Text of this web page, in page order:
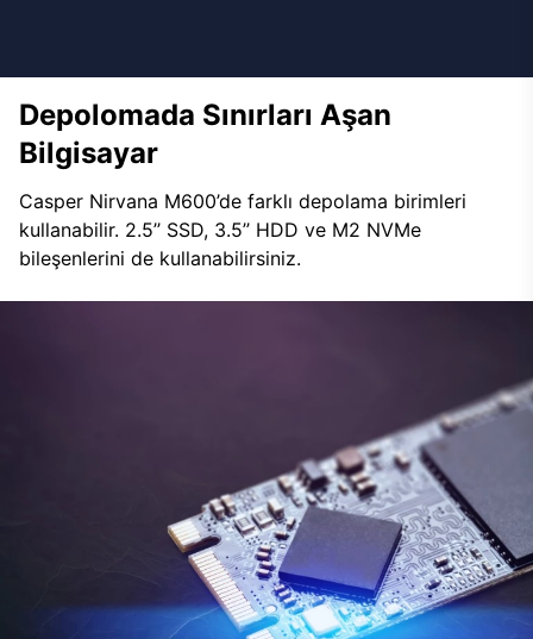
Depolomada Sınırları Aşan
Bilgisayar
Casper Nirvana M600’de farklı depolama birimleri
kullanabilir. 2.5’’ SSD, 3.5’’ HDD ve M2 NVMe
bileşenlerini de kullanabilirsiniz.